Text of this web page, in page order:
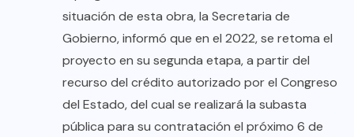
situación de esta obra, la Secretaria de
Gobierno, informó que en el 2022, se retoma el
proyecto en su segunda etapa, a partir del
recurso del crédito autorizado por el Congreso
del Estado, del cual se realizará la subasta
pública para su contratación el próximo 6 de